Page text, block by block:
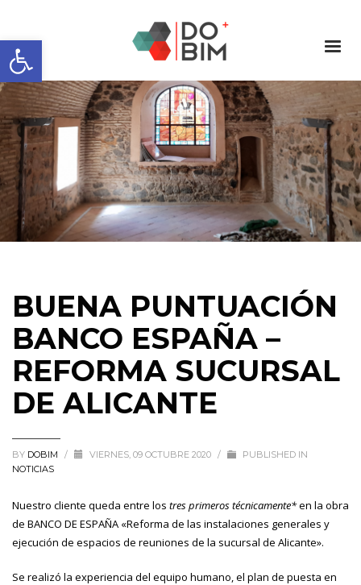
Abrir barra de herramientas
BUENA PUNTUACIÓN
BANCO ESPAÑA –
REFORMA SUCURSAL
DE ALICANTE
BY DOBIM / VIERNES, 09 OCTUBRE 2020 /
PUBLISHED IN
NOTICIAS
Nuestro cliente queda entre los tres primeros técnicamente*en la obra
de BANCO DE ESPAÑA «Reforma de las instalaciones generales y
ejecución de espacios de reuniones de la sucursal de Alicante».
Se realizó la experiencia del equipo humano, el plan de puesta en